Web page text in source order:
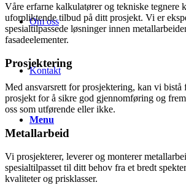
Om oss
Kontakt
Menu
Våre erfarne kalkulatører og tekniske tegnere
uforpliktende tilbud på ditt prosjekt. Vi er
spesialtilpassede løsninger innen
fasadeelementer.
Prosjektering
Med ansvarsrett for prosjektering, kan vi bistå
prosjekt for å sikre god gjennomføring og
oss som utførende eller ikke.
Metallarbeid
Vi prosjekterer, leverer og monterer
spesialtilpasset til ditt behov fra et bredt
kvaliteter og prisklasser.